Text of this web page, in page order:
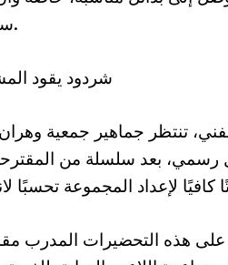
سيما على مستوى حراسة المرمى وخط الدفاع.
شردود يقود
رسمي، بعد سلسلة من
هذه التحضيرات المدرب